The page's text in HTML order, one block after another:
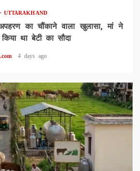
UTTARAKHAND
का चौंकाने वाला खुलासा, मां ने
था बेटी का सौदा
4 days ago